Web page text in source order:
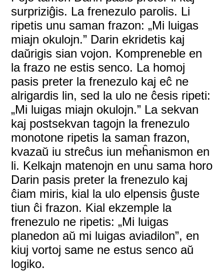
surpriziĝis. La frenezulo parolis. Li
ripetis unu saman frazon: „Mi luigas
miajn okulojn.” Darin ekridetis kaj
daŭrigis sian vojon. Kompreneble en
la frazo ne estis senco. La homoj
pasis preter la frenezulo kaj eĉ ne
alrigardis lin, sed la ulo ne ĉesis ripeti:
„Mi luigas miajn okulojn.” La sekvan
kaj postsekvan tagojn la frenezulo
monotone ripetis la saman frazon,
kvazaŭ iu streĉus iun meĥanismon en
li. Kelkajn matenojn en unu sama horo
Darin pasis preter la frenezulo kaj
ĉiam miris, kial la ulo elpensis ĝuste
tiun ĉi frazon. Kial ekzemple la
frenezulo ne ripetis: „Mi luigas
planedon aŭ mi luigas aviadilon”, en
kiuj vortoj same ne estus senco aŭ
logiko.